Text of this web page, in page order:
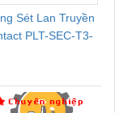
Sét Lan Truyền
PLT-SEC-T3-